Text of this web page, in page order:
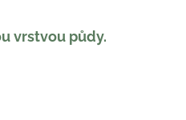
vrstvou půdy.